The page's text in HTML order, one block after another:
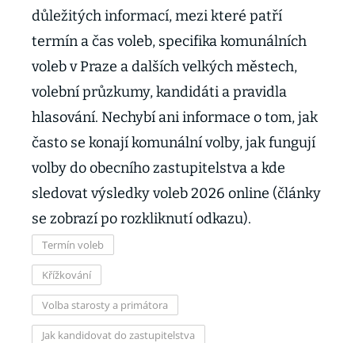
důležitých informací, mezi které patří
termín a čas voleb, specifika komunálních
voleb v Praze a dalších velkých městech,
volební průzkumy, kandidáti a pravidla
hlasování. Nechybí ani informace o tom, jak
často se konají komunální volby, jak fungují
volby do obecního zastupitelstva a kde
sledovat výsledky voleb 2026 online (články
se zobrazí po rozkliknutí odkazu).
Termín voleb
Křížkování
Volba starosty a primátora
Jak kandidovat do zastupitelstva